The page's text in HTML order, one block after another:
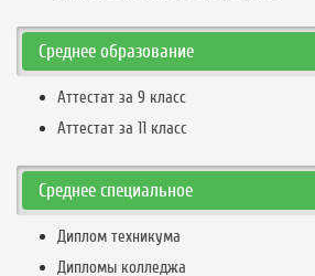
Среднее образование
Аттестат за 9 класс
Аттестат за 11 класс
Среднее специальное
Диплом техникума
Дипломы колледжа